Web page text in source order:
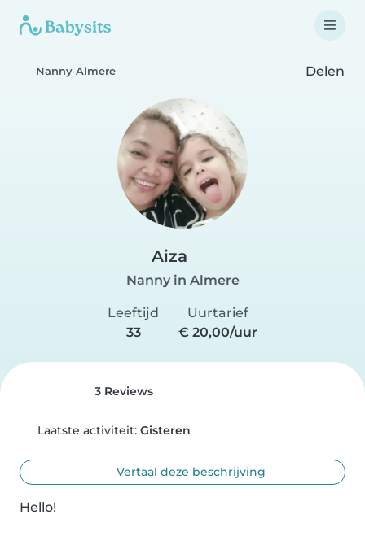
Nanny Almere Delen
Aiza
Nanny in Almere
Leeftijd
33
Uurtarief
€ 20,00/uur
3 Reviews
Laatste activiteit: Gisteren
Vertaal deze beschrijving
Hello!